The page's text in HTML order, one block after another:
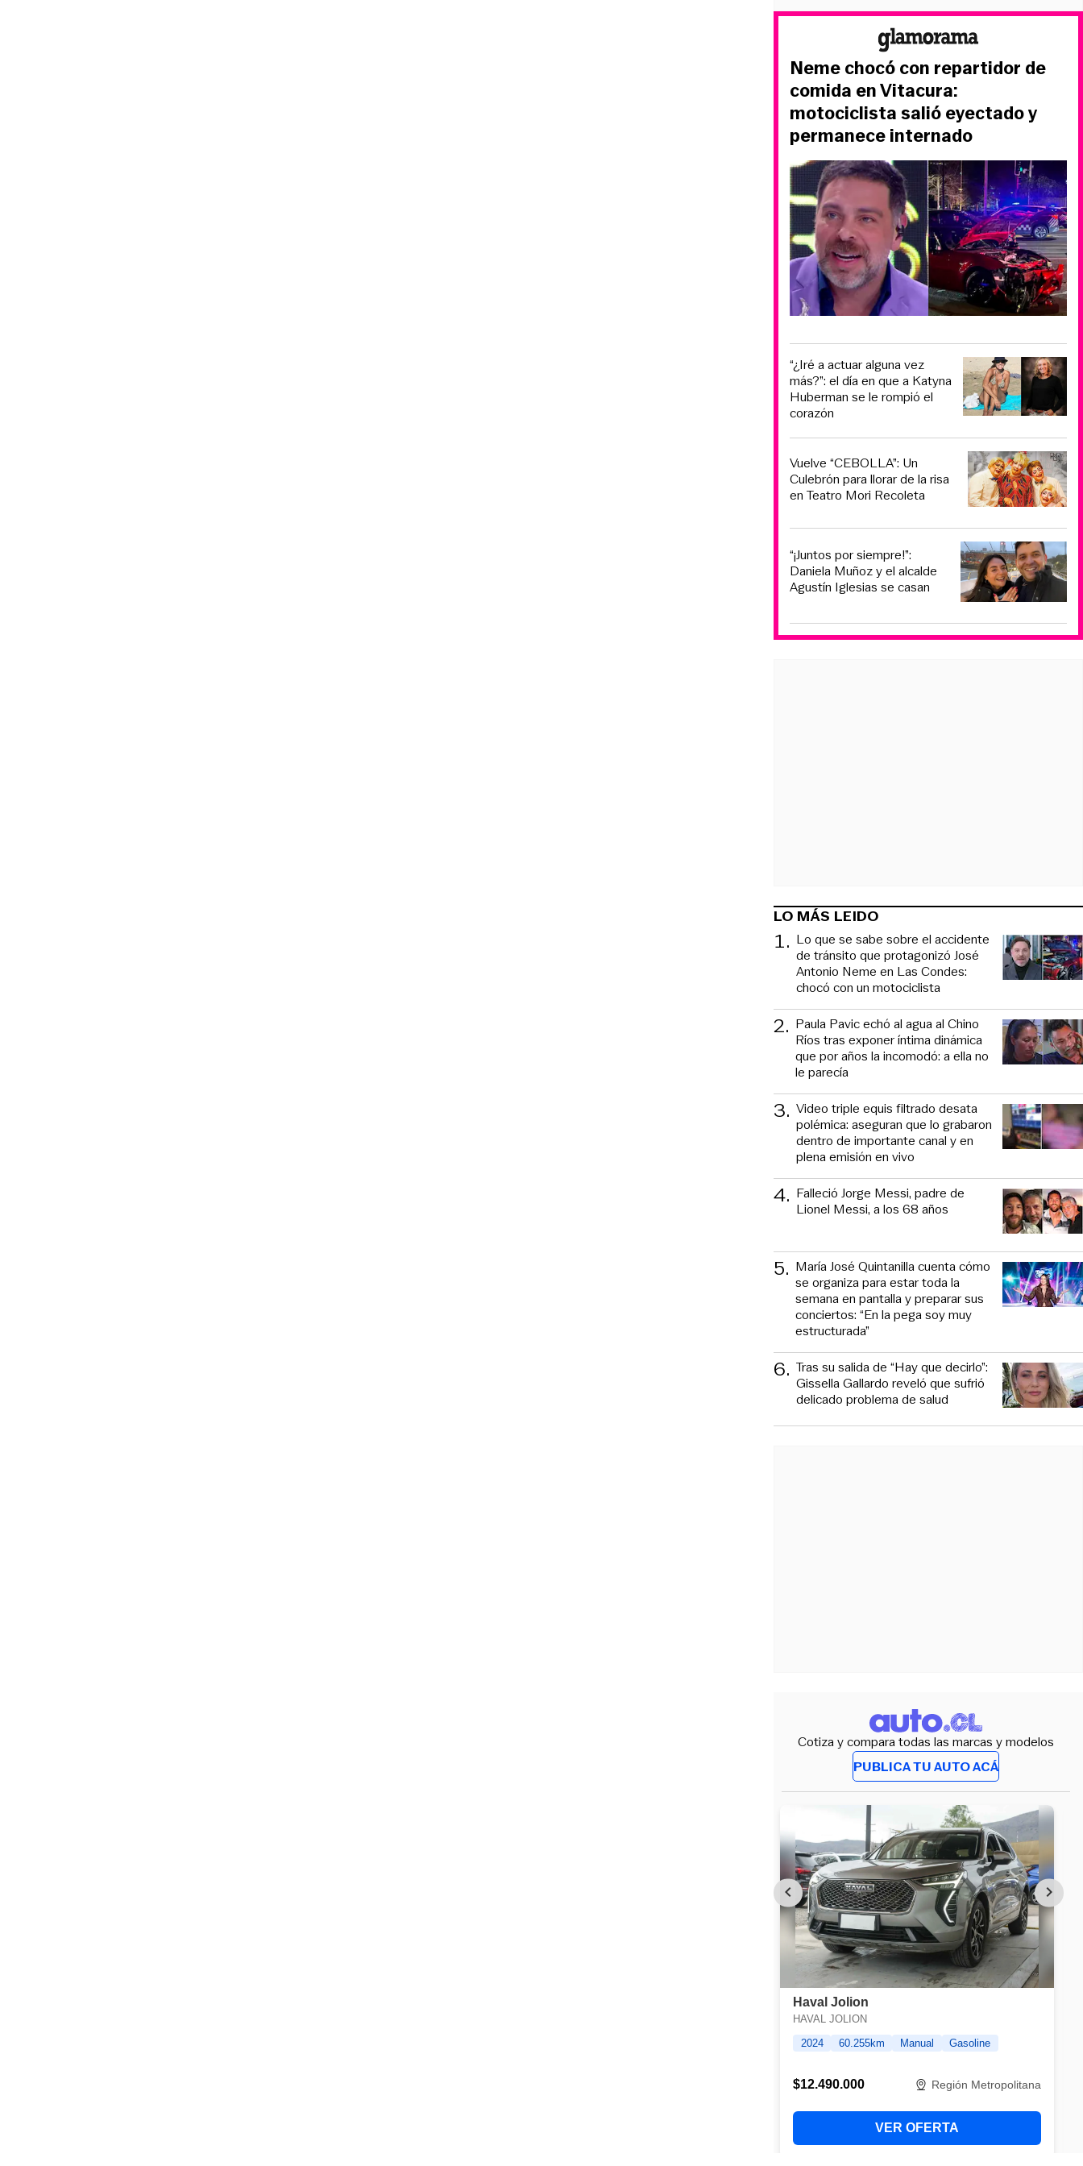
Neme chocó con repartidor de
comida en Vitacura:
motociclista salió eyectado y
permanece internado
“¿Iré a actuar alguna vez
más?”: el día en que a Katyna
Huberman se le rompió el
corazón
Vuelve “CEBOLLA”: Un
Culebrón para llorar de la risa
en Teatro Mori Recoleta
“¡Juntos por siempre!”:
Daniela Muñoz y el alcalde
Agustín Iglesias se casan
LO MÁS LEIDO
1. Lo que se sabe sobre el accidente
de tránsito que protagonizó José
Antonio Neme en Las Condes:
chocó con un motociclista
2. Paula Pavic echó al agua al Chino
Ríos tras exponer íntima dinámica
que por años la incomodó: a ella no
le parecía
3. Video triple equis filtrado desata
polémica: aseguran que lo grabaron
dentro de importante canal y en
plena emisión en vivo
4. Falleció Jorge Messi, padre de
Lionel Messi, a los 68 años
5. María José Quintanilla cuenta cómo
se organiza para estar toda la
semana en pantalla y preparar sus
conciertos: “En la pega soy muy
estructurada”
6. Tras su salida de “Hay que decirlo”:
Gissella Gallardo reveló que sufrió
delicado problema de salud
Cotiza y compara todas las marcas y modelos
PUBLICA TU AUTO ACÁ